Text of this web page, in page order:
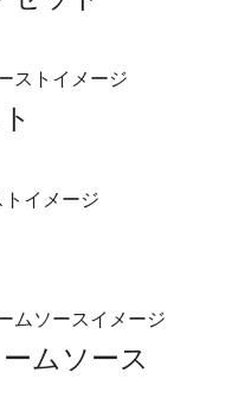
ムソース